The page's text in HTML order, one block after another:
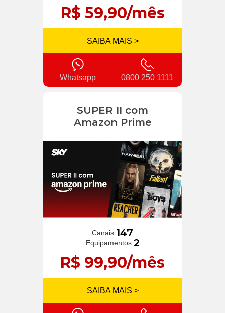
R$ 59,90/mês
SAIBA MAIS >
Whatsapp 0800 250 1111
SUPER II com
Amazon Prime
Canais:147
Equipamentos:2
R$ 99,90/mês
SAIBA MAIS >